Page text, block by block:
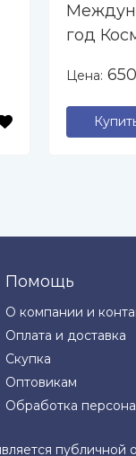
год
Цена: 650
Помощь
О компании и
Оплата и доставка
Скупка
Оптовикам
Обработка